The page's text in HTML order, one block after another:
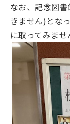
なお、記念図
きません)とな
に取ってみませ